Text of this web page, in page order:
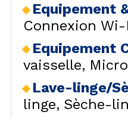
Equipement
Connexion Wi-
Equipement
vaisselle
Lave-linge/
linge Sèche-